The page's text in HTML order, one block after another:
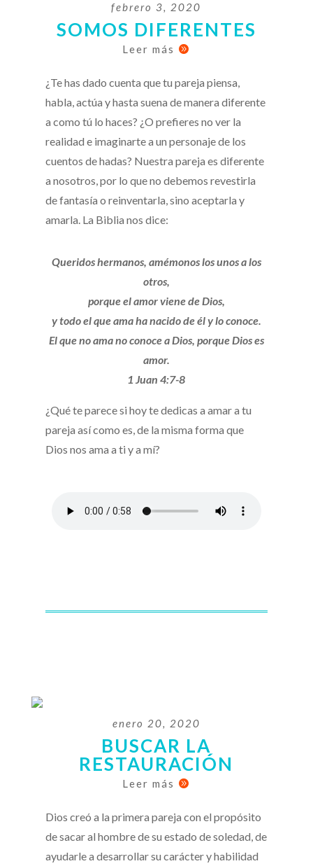
febrero 3, 2020
SOMOS DIFERENTES
Leer más 
¿Te has dado cuenta que tu pareja piensa,
habla, actúa y hasta suena de manera diferente
a como tú lo haces? ¿O prefieres no ver la
realidad e imaginarte a un personaje de los
cuentos de hadas? Nuestra pareja es diferente
a nosotros, por lo que no debemos revestirla
de fantasía o reinventarla, sino aceptarla y
amarla. La Biblia nos dice:
Queridos hermanos, amémonos los unos a los
otros,
porque el amor viene de Dios,
y todo el que ama ha nacido de él y lo conoce.
El que no ama no conoce a Dios, porque Dios es
amor.
1 Juan 4:7-8
¿Qué te parece si hoy te dedicas a amar a tu
pareja así como es, de la misma forma que
Dios nos ama a ti y a mí?
enero 20, 2020
BUSCAR LA
RESTAURACIÓN
Leer más 
Dios creó a la primera pareja con el propósito
de sacar al hombre de su estado de soledad, de
ayudarle a desarrollar su carácter y habilidad